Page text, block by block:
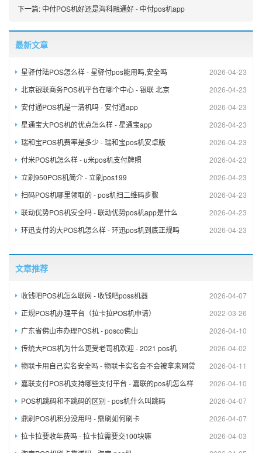
下一篇: 中付POS机好还是海科融通好 - 中付pos机app
最新文章
2026-04-23
星驿付陆POS怎么样 - 星驿付pos能用吗,安全吗
2026-04-23
北京银联商务POS机平台在哪个中心 - 银联 北京
2026-04-23
安付通POS机是一清机吗 - 安付通app
2026-04-23
星通宝大POS机的优点怎么样 - 星通宝app
2026-04-23
瑞和宝POS机费率是多少 - 瑞和宝pos机安卓版
2026-04-23
付米POS机怎么样 - u米pos机支付牌照
2026-04-23
立刷950POS机简介 - 立刷pos199
2026-04-23
扫码POS机哪里领取的 - pos机扫二维码步骤
2026-04-23
联动优势POS机安全吗 - 联动优势pos机app是什么
2026-04-23
环迅支付的大POS机怎么样 - 环迅pos机到底正规吗
文章推荐
2026-04-07
收钱吧POS机怎么联网 - 收钱吧poss机器
2022-03-26
正规POS机办理平台（拉卡拉POS机申请）
2026-04-10
广东省佛山市办理POS机 - posco佛山
2026-04-02
传统大POS机为什么更受老司机欢迎 - 2021 pos机
2026-04-11
物联卡用自己实名安全吗 - 物联卡实名会不会被拿来网贷
2026-04-10
嘉联支付POS机支持哪些支付平台 - 嘉联的pos机怎么样
2026-04-07
POS机跳码和不跳码的区别 - pos机什么叫跳码
2026-04-07
鼎刷POS机积分没用吗 - 鼎刷如何刷卡
2026-04-03
拉卡拉要收年费吗 - 拉卡拉需要交100块嘛